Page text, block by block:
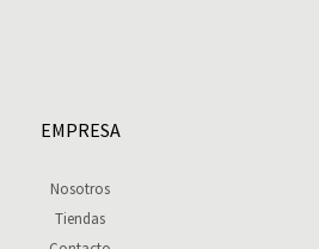
EMPRESA
Nosotros
Tiendas